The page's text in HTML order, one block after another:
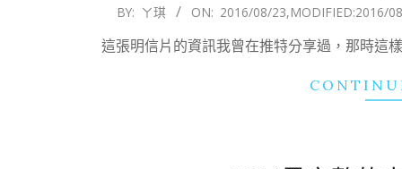
BY: ㄚ琪 ON: 2016/08/23,MODIFIED:2016/
這張明信片的資訊我曾在推特分享過，那時這